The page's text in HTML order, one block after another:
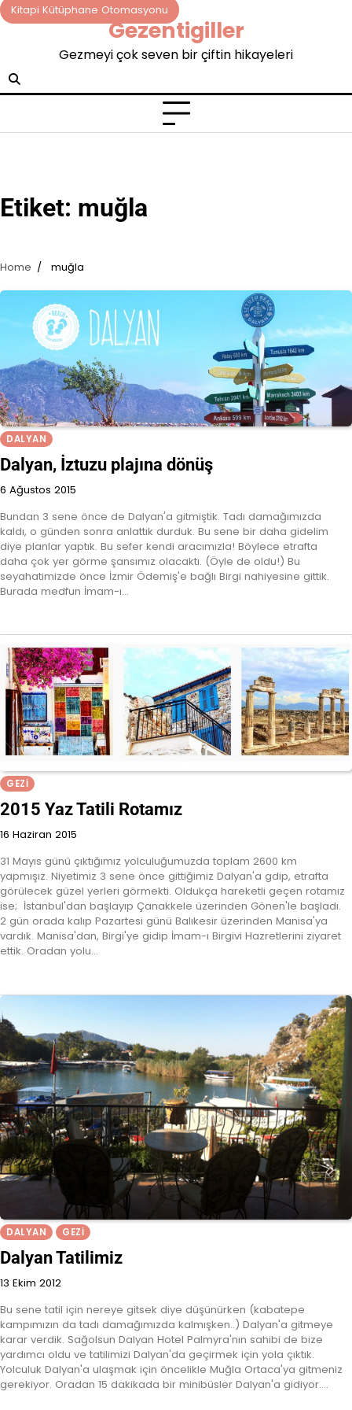
Skip
to
Kitapi Kütüphane Otomasyonu
Gezentigiller
Gezmeyi çok seven bir çiftin hikayeleri
Etiket: muğla
Home muğla
DALYAN
Dalyan, İztuzu plajına dönüş
6 Ağustos 2015
Bundan 3 sene önce de Dalyan'a gitmiştik. Tadı damağımızda
kaldı, o günden sonra anlattık durduk. Bu sene bir daha gidelim
diye planlar yaptık. Bu sefer kendi aracımızla! Böylece etrafta
daha çok yer görme şansımız olacaktı. (Öyle de oldu!) Bu
seyahatimizde önce İzmir Ödemiş'e bağlı Birgi nahiyesine gittik.
Burada medfun İmam-ı…
GEZI
2015 Yaz Tatili Rotamız
16 Haziran 2015
31 Mayıs günü çıktığımız yolculuğumuzda toplam 2600 km
yapmışız. Niyetimiz 3 sene önce gittiğimiz Dalyan'a gdip, etrafta
görülecek güzel yerleri görmekti. Oldukça hareketli geçen rotamız
ise; İstanbul'dan başlayıp Çanakkele üzerinden Gönen'le başladı.
2 gün orada kalıp Pazartesi günü Balıkesir üzerinden Manisa'ya
vardık. Manisa'dan, Birgi'ye gidip İmam-ı Birgivi Hazretlerini ziyaret
ettik. Oradan yolu…
DALYAN GEZI
Dalyan Tatilimiz
13 Ekim 2012
Bu sene tatil için nereye gitsek diye düşünürken (kabatepe
kampımızın da tadı damağımızda kalmışken..) Dalyan'a gitmeye
karar verdik. Sağolsun Dalyan Hotel Palmyra'nın sahibi de bize
yardımcı oldu ve tatilimizi Dalyan'da geçirmek için yola çıktık.
Yolculuk Dalyan'a ulaşmak için öncelikle Muğla Ortaca'ya gitmeniz
gerekiyor. Oradan 15 dakikada bir minibüsler Dalyan'a gidiyor.…